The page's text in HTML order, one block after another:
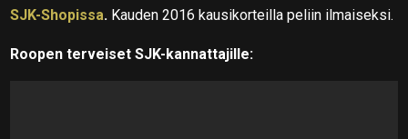
SJK-Shopissa. Kauden 2016 kausikorteilla peliin ilmaiseksi.
Roopen terveiset SJK-kannattajille: